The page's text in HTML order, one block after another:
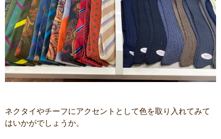
ネクタイやチーフにアクセントとして色を取り入れてみて
はいかがでしょうか。